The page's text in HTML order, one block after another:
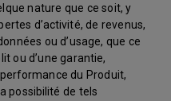
nature que ce soit, y
d’activité, de revenus,
ou d’usage, que ce
ou d’une garantie,
du Produit,
possibilité de tels